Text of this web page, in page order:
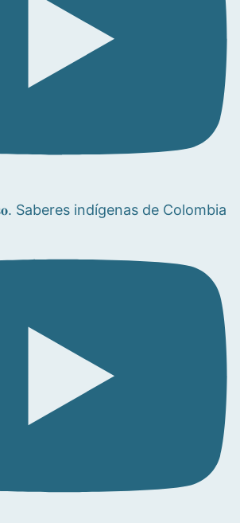
Saberes indígenas de Colombia